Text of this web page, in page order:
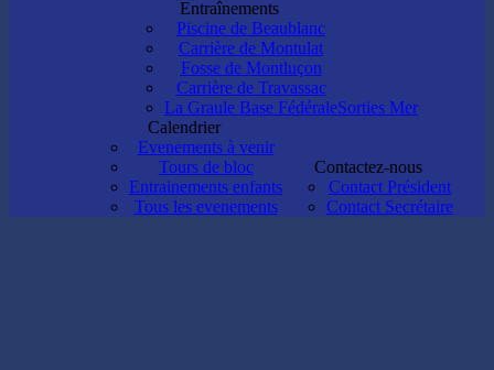
Entraînements
Piscine de Beaublanc
Carrière de Montulat
Fosse de Montluçon
Carrière de Travassac
La Graule Base FédéraleSorties Mer
Calendrier
Evenements à venir
Tours de bloc
Entrainements enfants
Tous les evenements
Contactez-nous
Contact Président
Contact Secrétaire